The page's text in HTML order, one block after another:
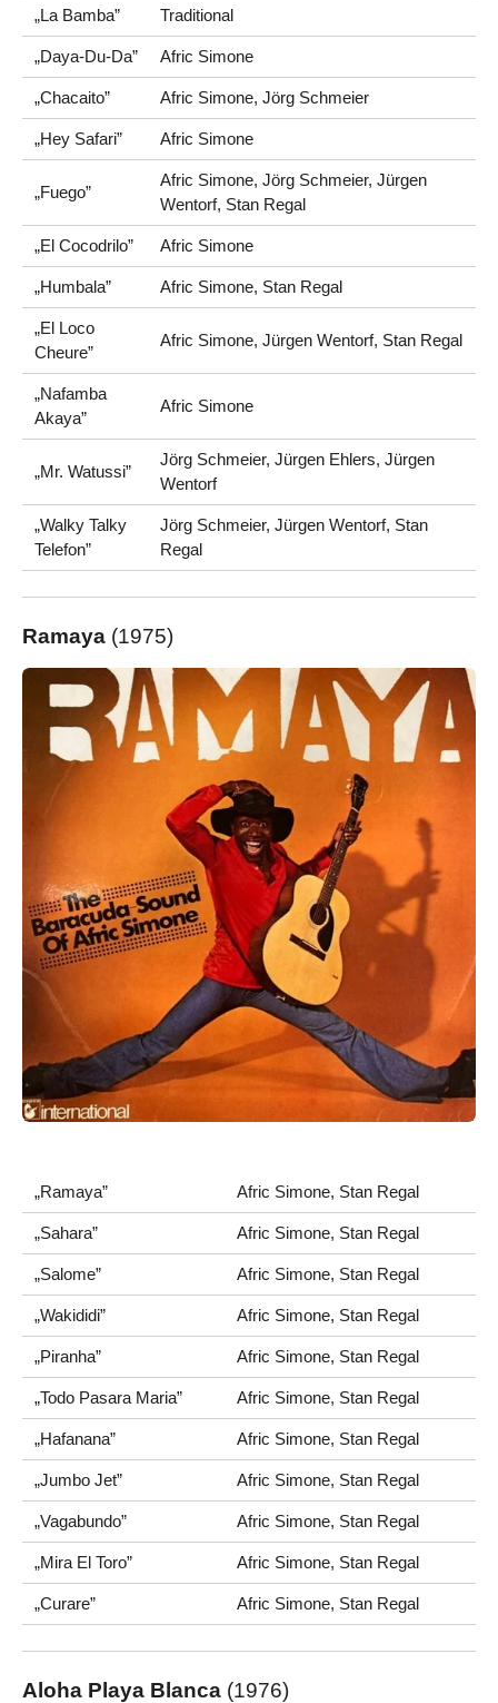
„La Bamba” Traditional
„Daya-Du-Da” Afric Simone
„Chacaito” Afric Simone, Jörg Schmeier
„Hey Safari” Afric Simone
„Fuego”
Afric Simone, Jörg Schmeier, Jürgen
Wentorf, Stan Regal
„El Cocodrilo” Afric Simone
„Humbala” Afric Simone, Stan Regal
„El Loco
Cheure”
Afric Simone, Jürgen Wentorf, Stan Regal
„Nafamba
Akaya”
Afric Simone
„Mr. Watussi”
Jörg Schmeier, Jürgen Ehlers, Jürgen
Wentorf
„Walky Talky
Telefon”
Jörg Schmeier, Jürgen Wentorf, Stan
Regal
Ramaya (1975)
„Ramaya” Afric Simone, Stan Regal
„Sahara” Afric Simone, Stan Regal
„Salome” Afric Simone, Stan Regal
„Wakididi” Afric Simone, Stan Regal
„Piranha” Afric Simone, Stan Regal
„Todo Pasara Maria” Afric Simone, Stan Regal
„Hafanana” Afric Simone, Stan Regal
„Jumbo Jet” Afric Simone, Stan Regal
„Vagabundo” Afric Simone, Stan Regal
„Mira El Toro” Afric Simone, Stan Regal
„Curare” Afric Simone, Stan Regal
Aloha Playa Blanca (1976)